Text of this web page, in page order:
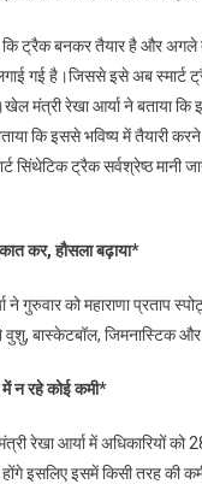
ट्रैक बनकर तैयार है और अगले
गई है।जिससे इसे अब स्मार्ट
मंत्री रेखा आर्या ने बताया
कि इससे भविष्य में तैयारी
सिंथेटिक ट्रैक सर्वश्रेष्ठ मानी
कर, हौसला बढ़ाया*
ने गुरुवार को महाराणा प्रताप
बास्केटबॉल, जिमनास्टिक
न रहे कोई कमी*
रेखा आर्या में अधिकारियों को
इसलिए इसमें किसी तरह की